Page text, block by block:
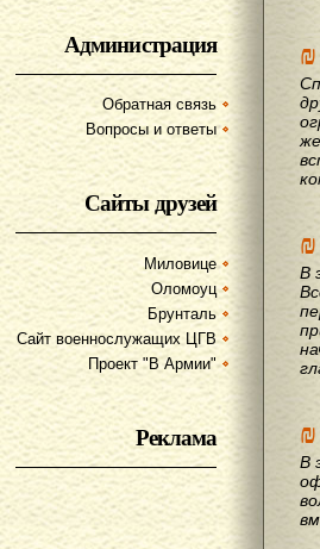
Администрация
Обратная связь
Вопросы и ответы
Сайты друзей
Миловице
Оломоуц
Брунталь
Сайт военнослужащих ЦГВ
Проект "В Армии"
Реклама
₪
₪
В
₪
В